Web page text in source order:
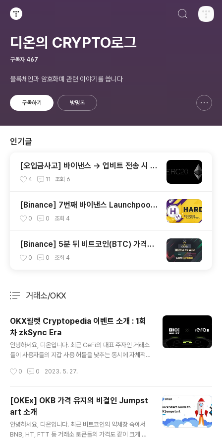
디온의 CRYPTO로그
구독자 467
블록체인과 암호화폐 관련 이야기를 씁니다
구독하기 방명록
인기글
[오입금사고] 바이낸스 → 업비트 전송 시 주
의해야 하는 것들
4 11 조회 6
[Binance] 7번째 바이낸스 Launchpool
하드프로토콜(HARD) 공개
0 0 조회 4
[Binance] 5분 뒤 비트코인(BTC) 가격을
예측하는 바이낸스 선물 Battle 게임
0 0 조회 4
거래소/OKX
OKX월렛 Cryptopedia 이벤트 소개 : 1회
차 zkSync Era
안녕하세요, 디온입니다. 최근 CeFi의 대표 주자인 거래소
들이 사용자들의 지갑 사용 허들을 낮추는 동시에 자체적
eFi 월렛 서비스들을 제공하고 있는 것이 새로운 트렌드입
족하거나 어떻게 해야될지 잘 몰라서 쫓아가지 못하는 분
들의 경우 거래소들의 DeFi Wallet 관련 이벤트들을 쫓아
가보는 것이 도움이 정말 많이 될 수 있습니다. 오늘은 OK
X거래소의 Learn to Earn 서비스인 Cryptopedia를 소
개드립니다. OKX Cryptopedia란? 원문 링크 : OKX W
0 0 2023. 5. 27.
[OKEx] OKB 가격 유지의 비결인 Jumpst
art 소개
안녕하세요, 디온입니다. 최근 비트코인의 약세장 속에서
BNB, HT, FTT 등 거래소 토큰들의 가격도 같이 크게 하